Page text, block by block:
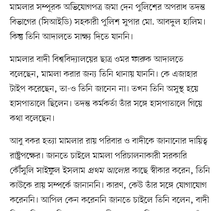
মামলার সম্পূরক অভিযোগপত্র জমা দেন পুলিশের অপরাধ তদন্ত
বিভাগের (সিআইডি) সহকারী পুলিশ সুপার মো. আবদুল হালিম।
কিন্তু তিনি আদালতে সাক্ষ্য দিতে যাননি।
মামলার বাদী বিশ্ববিদ্যালয়ের ছাত্র ওমর ফারুক আদালতে
বলেছেন, মামলা করার জন্য তিনি থানায় যাননি। কে এজাহার
টাইপ করেছেন, তা-ও তিনি জানেন না। তখন তিনি অসুস্থ হয়ে
হাসপাতালে ছিলেন। তদন্ত কর্মকর্তা তাঁর সঙ্গে হাসপাতালে গিয়ে
কথা বলেছেন।
আবু বকর হত্যা মামলার রায় পরিবার ও বাদীকে জানানোর দায়িত্ব
রাষ্ট্রপক্ষের। জানতে চাইলে মামলা পরিচালনাকারী সরকারি
কৌঁসুলি সাইফুল ইসলাম প্রথম আলোর কাছে স্বীকার করেন, তিনি
কাউকে রায় সম্পর্কে জানাননি। কারণ, কেউ তাঁর সঙ্গে যোগাযোগ
করেননি। আপিল কেন করেননি জানতে চাইলে তিনি বলেন, বাদী